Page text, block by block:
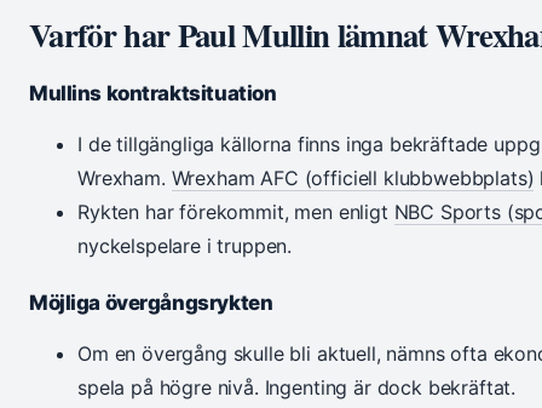
Varför har Paul Mullin lämnat
Mullins kontraktsituation
I de tillgängliga källorna finns inga bekräftade
Wrexham. Wrexham AFC (officiell klubbwebbplats)
Rykten har förekommit, men enligt NBC Sports
nyckelspelare i truppen.
Möjliga övergångsrykten
Om en övergång skulle bli aktuell, nämns ofta
spela på högre nivå. Ingenting är dock bekräftat.